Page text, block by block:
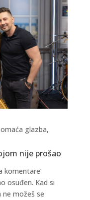
nije prošao
glazba,
komentare’
osuđen. Kad si
možeš se